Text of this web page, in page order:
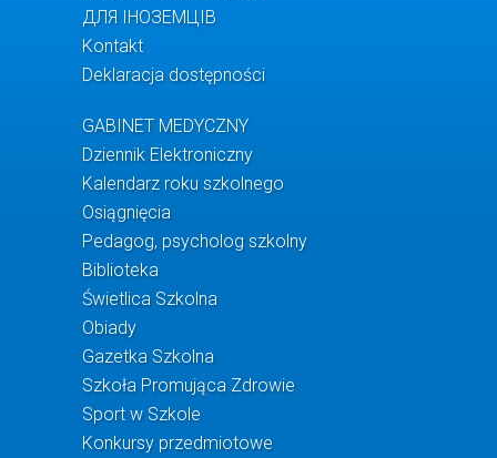
ДЛЯ ІНОЗЕМЦІВ
Kontakt
Deklaracja dostępności
GABINET MEDYCZNY
Dziennik Elektroniczny
Kalendarz roku szkolnego
Osiągnięcia
Pedagog, psycholog szkolny
Biblioteka
Świetlica Szkolna
Obiady
Gazetka Szkolna
Szkoła Promująca Zdrowie
Sport w Szkole
Konkursy przedmiotowe